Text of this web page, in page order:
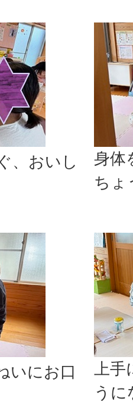
、おいし
身体
ちょ
いにお口
上手
う